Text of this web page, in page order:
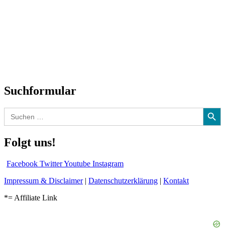
Suchformular
Search
for:
Search Button
Folgt uns!
Facebook TwitterYoutube Instagram
Impressum & Disclaimer| Datenschutzerklärung | Kontakt
*= Affiliate Link